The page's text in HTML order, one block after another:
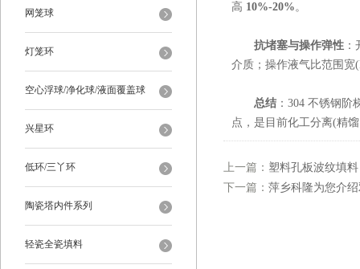
网笼球
灯笼环
空心浮球/净化球/液面覆盖球
兴星环
低环/三丫环
陶瓷塔内件系列
轻瓷全瓷填料
高 10%-20%。
抗堵塞与操作弹性
介质；操作液气比范围宽
总结 ：304 不锈钢
点，是目前化工分离(精
上一篇： 塑料孔板波纹填
下一篇： 萍乡科隆为您介